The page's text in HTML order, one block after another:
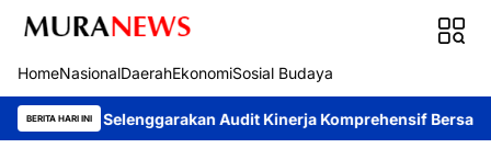
HomeNasionalDaerahEkonomiSosial Budaya
BERITA HARI INIAudit Kinerja Komprehensif Bersama Itwasum Polri